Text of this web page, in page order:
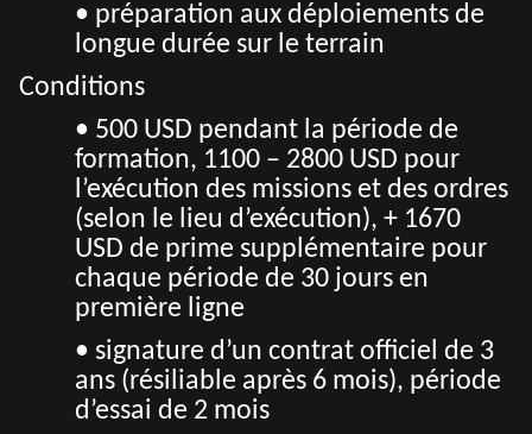
• préparation aux déploiements de
longue durée sur le terrain
Conditions
• 500 USD pendant la période de
formation, 1100 – 2800 USD pour
l’exécution des missions et des ordres
(selon le lieu d’exécution), + 1670
USD de prime supplémentaire pour
chaque période de 30 jours en
première ligne
• signature d’un contrat officiel de 3
ans (résiliable après 6 mois), période
d’essai de 2 mois